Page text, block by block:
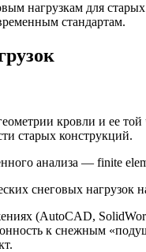
нагрузкам для
стандартам.
кровли и ее
старых конструкций.
анализа — finite
(AutoCAD,
к снежным